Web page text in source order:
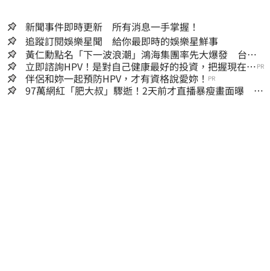
新聞事件即時更新 所有消息一手掌握！
追蹤訂閱娛樂星聞 給你最即時的娛樂星鮮事
黃仁勳點名「下一波浪潮」鴻海集團率先大爆發 台股
這族群全面噴出
立即諮詢HPV！是對自己健康最好的投資，把握現在不
嫌晚！
PR
伴侶和妳一起預防HPV，才有資格說愛妳！ PR
97萬網紅「肥大叔」驟逝！2天前才直播暴瘦畫面曝 網